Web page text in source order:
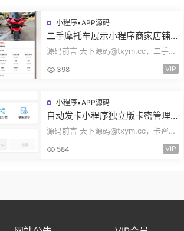
小程序▪APP源码
二手摩托车展示小程序商家店铺
展示车型品牌管理摩托车信息发
布用户交互联系源码
源码前言 天下源码@txym.cc，二手摩
托车展示小程序源码，自带详细的安装
说明，大...
398 VIP
小程序▪APP源码
自动发卡小程序独立版卡密管理
广告领取口令领取裂变扩展流量
主小程序Custom
源码前言 天下源码@txym.cc，卡密小
程序发卡小程序，口令小程序多功能小
程序，自...
584 VIP